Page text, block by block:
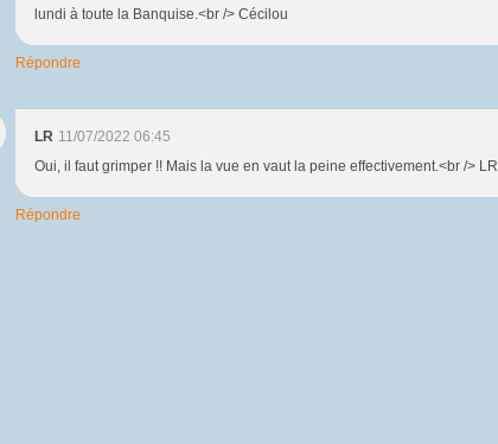
lundi à toute la Banquise.<br /> Cécilou
Répondre
LR 11/07/2022 06:45
Oui, il faut grimper !! Mais la vue en vaut la peine effectivement.<br /> LR
Répondre